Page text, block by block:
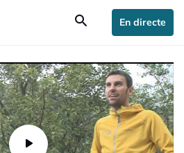
search En directe